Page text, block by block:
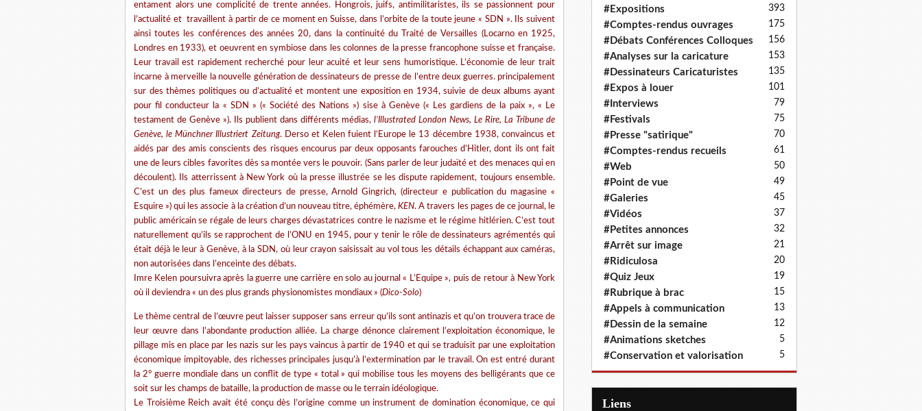
entament alors une complicité de trente années. Hongrois, juifs, antimilitaristes, ils se passionnent pour
l’actualité et travaillent à partir de ce moment en Suisse, dans l’orbite de la toute jeune « SDN ». Ils suivent
ainsi toutes les conférences des années 20, dans la continuité du Traité de Versailles (Locarno en 1925,
Londres en 1933), et oeuvrent en symbiose dans les colonnes de la presse francophone suisse et française.
Leur travail est rapidement recherché pour leur acuité et leur sens humoristique. L’économie de leur trait
incarne à merveille la nouvelle génération de dessinateurs de presse de l’entre deux guerres. principalement
sur des thèmes politiques ou d’actualité et montent une exposition en 1934, suivie de deux albums ayant
pour fil conducteur la « SDN » (« Société des Nations ») sise à Genève (« Les gardiens de la paix », « Le
testament de Genève »). Ils publient dans différents médias, l’Illustrated London News, Le Rire, La Tribune de
Genève, le Münchner Illustriert Zeitung. Derso et Kelen fuient l’Europe le 13 décembre 1938, convaincus et
aidés par des amis conscients des risques encourus par deux opposants farouches d’Hitler, dont ils ont fait
une de leurs cibles favorites dès sa montée vers le pouvoir. (Sans parler de leur judaïté et des menaces qui en
découlent). Ils atterrissent à New York où la presse illustrée se les dispute rapidement, toujours ensemble.
C’est un des plus fameux directeurs de presse, Arnold Gingrich, (directeur e publication du magasine «
Esquire ») qui les associe à la création d’un nouveau titre, éphémère,KEN. A travers les pages de ce journal, le
public américain se régale de leurs charges dévastatrices contre le nazisme et le régime hitlérien. C’est tout
naturellement qu’ils se rapprochent de l’ONU en 1945, pour y tenir le rôle de dessinateurs agrémentés qui
était déjà le leur à Genève, à la SDN, où leur crayon saisissait au vol tous les détails échappant aux caméras,
non autorisées dans l’enceinte des débats.
Imre Kelen poursuivra après la guerre une carrière en solo au journal « L’Equipe », puis de retour à New York
où il deviendra « un des plus grands physionomistes mondiaux » (Dico-Solo)
Le thème central de l’œuvre peut laisser supposer sans erreur qu’ils sont antinazis et qu’on trouvera trace de
leur œuvre dans l’abondante production alliée. La charge dénonce clairement l’exploitation économique, le
pillage mis en place par les nazis sur les pays vaincus à partir de 1940 et qui se traduisit par une exploitation
économique impitoyable, des richesses principales jusqu’à l’extermination par le travail. On est entré durant
la 2° guerre mondiale dans un conflit de type « total » qui mobilise tous les moyens des belligérants que ce
soit sur les champs de bataille, la production de masse ou le terrain idéologique.
Le Troisième Reich avait été conçu dès l’origine comme un instrument de domination économique, ce qui
#Expositions 393
#Comptes-rendus ouvrages 175
#Débats Conférences Colloques 156
#Analyses sur la caricature 153
#Dessinateurs Caricaturistes 135
#Expos à louer 101
#Interviews 79
#Festivals 75
#Presse "satirique" 70
#Comptes-rendus recueils 61
#Web 50
#Point de vue 49
#Galeries 45
#Vidéos 37
#Petites annonces 32
#Arrêt sur image 21
#Ridiculosa 20
#Quiz Jeux 19
#Rubrique à brac 15
#Appels à communication 13
#Dessin de la semaine 12
#Animations sketches 5
#Conservation et valorisation 5
Liens